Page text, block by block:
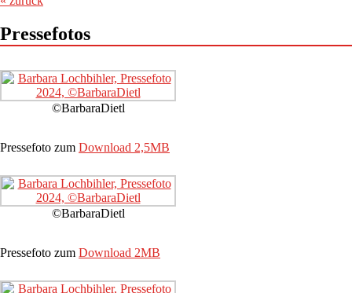
Pressefotos
©BarbaraDietl
Pressefoto zum Download 2,5MB
©BarbaraDietl
Pressefoto zum Download 2MB